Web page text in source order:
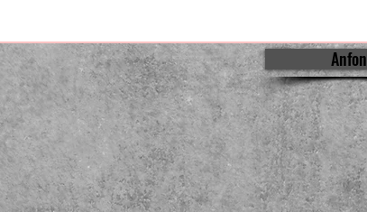
Anfon